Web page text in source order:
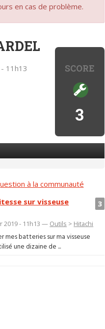
en cas de problème.
SCORE
3
11h13
à la communauté
3
sur visseuse
2019 - 11h13 — Outils > Hitachi
batteries sur ma visseuse
une dizaine de ...